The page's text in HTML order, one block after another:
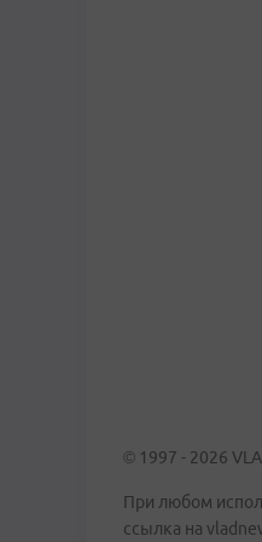
© 1997 - 2026
При любом
ссылка на